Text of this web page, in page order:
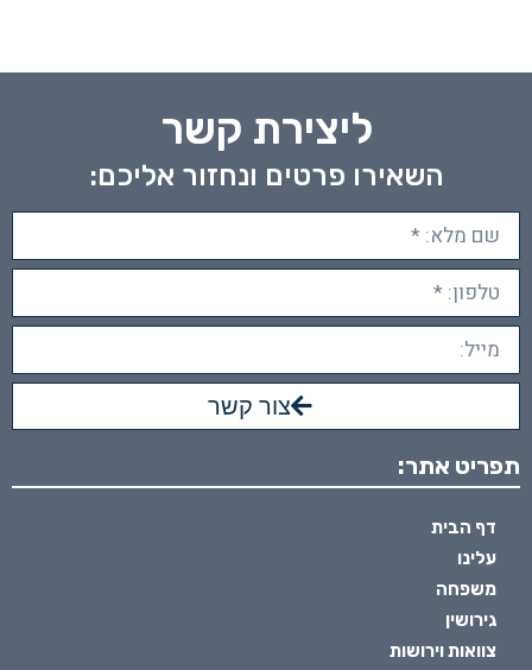
ליצירת קשר
השאירו פרטים ונחזור אליכם:
צור קשר
תפריט אתר:
דף הבית
עלינו
משפחה
גירושין
צוואות וירושות